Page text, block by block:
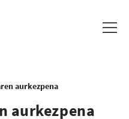
aurkezpena
aurkezpena